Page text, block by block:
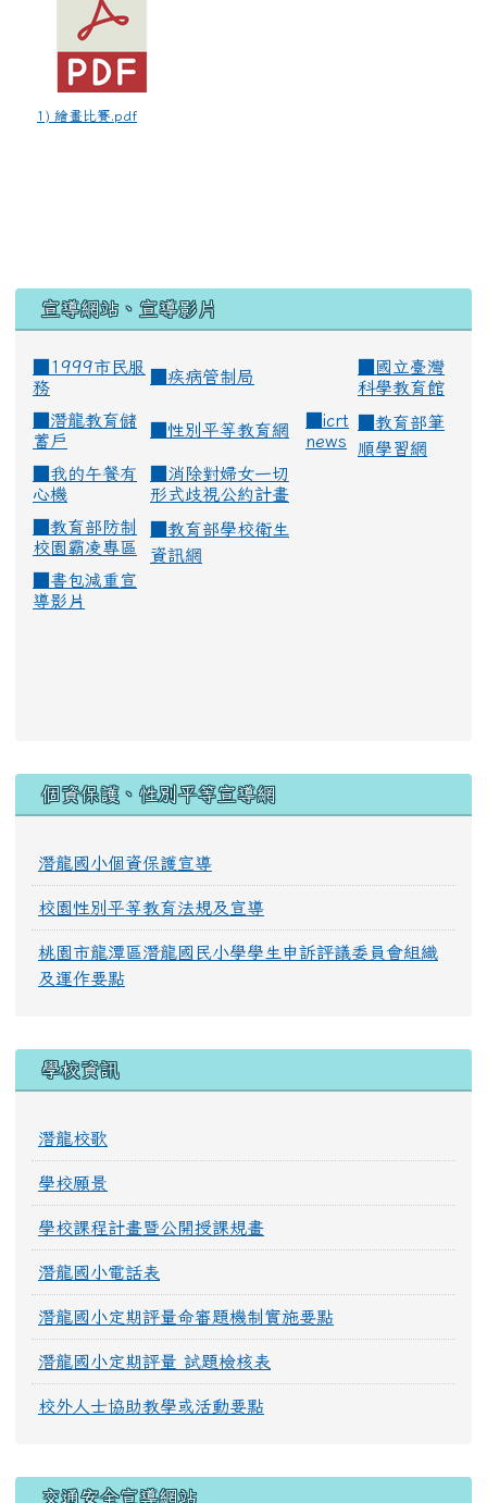
1) 繪畫比賽.pdf
宣導網站、宣導影片
■1999市民服
務
疾病管制局
國立臺灣
科學教育館
潛龍教育儲
蓄戶
性別平等教育網
icrt
news
教育部筆
順學習網
我的午餐有
心機
消除對婦女一切
形式歧視公約計畫
教育部防制
校園霸凌專區
教育部學校衛生
資訊網
書包減重宣
導影片
個資保護、性別平等宣導網
潛龍國小個資保護宣導
校園性別平等教育法規及宣導
桃園市龍潭區潛龍國民小學學生申訴評議委員會組織
及運作要點
學校資訊
潛龍校歌
學校願景
學校課程計畫暨公開授課規畫
潛龍國小電話表
潛龍國小定期評量命審題機制實施要點
潛龍國小定期評量 試題檢核表
校外人士協助教學或活動要點
交通安全宣導網站